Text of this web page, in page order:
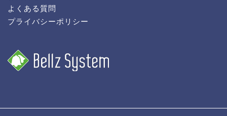
よくある質問
プライバシーポリシー